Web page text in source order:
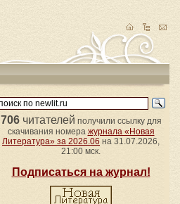
706читателей получили ссылку для
скачивания номера журнала «Новая
Литература» за 2026.06 на 31.07.2026,
21:00 мск.
Подписаться на журнал!